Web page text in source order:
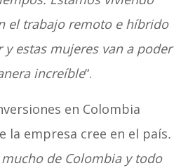
el trabajo remoto e híbrido
y estas mujeres van a poder
increíble“.
en Colombia
la empresa cree en el país.
de Colombia y todo